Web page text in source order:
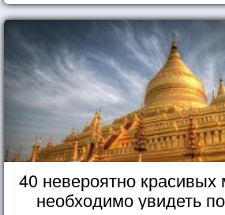
40 невероятно красивых
необходимо увидеть